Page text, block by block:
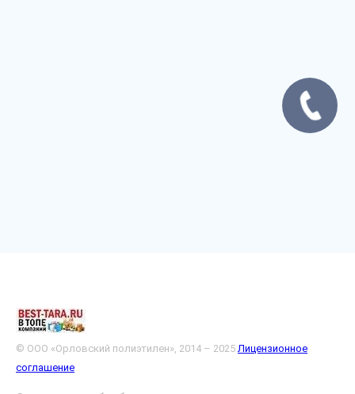
© ООО «Орловский полиэтилен», 2014 – 2025 Лицензионное
соглашение